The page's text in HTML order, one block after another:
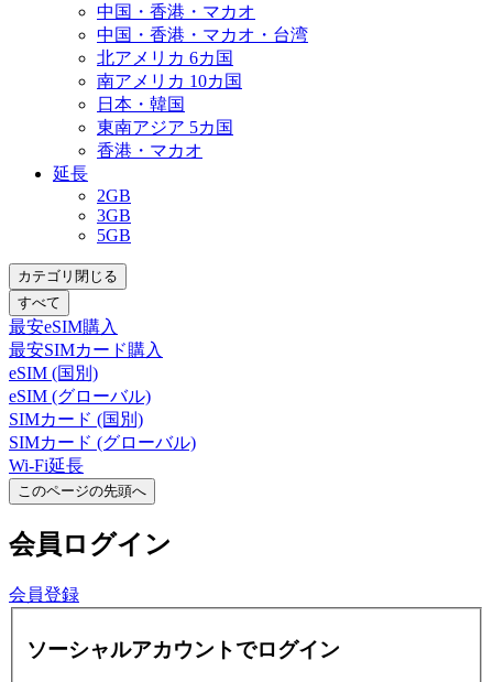
中国・香港・マカオ
中国・香港・マカオ・台湾
北アメリカ 6カ国
南アメリカ 10カ国
日本・韓国
東南アジア 5カ国
香港・マカオ
延長
2GB
3GB
5GB
カテゴリ閉じる
すべて
最安eSIM購入
最安SIMカード購入
eSIM (国別)
eSIM (グローバル)
SIMカード (国別)
SIMカード (グローバル)
Wi-Fi延長
このページの先頭へ
会員 ログイン
会員登録
ソーシャルアカウントでログイン